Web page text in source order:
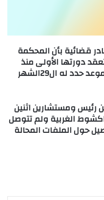
قضائية بأن المحكمة
دورتها الأولى منذ
نشأتها قبل عامين وذالك في موعد حدد له ال29الشهر
ومستشارين اثنين
الغربية ولم تتوصل
حول الملفات المحالة